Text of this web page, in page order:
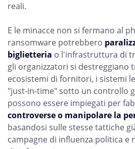
reali.
E le minacce non si fermano al
ransomware potrebbero
biglietteria o l'infrastruttura di
gli organizzatori si destreggiano
ecosistemi di fornitori, i sistemi
"just-in-time" sotto un controllo
possono essere impiegati per
controverse o manipolare la
basandosi sulle stesse tattiche
campagne di influenza politica e